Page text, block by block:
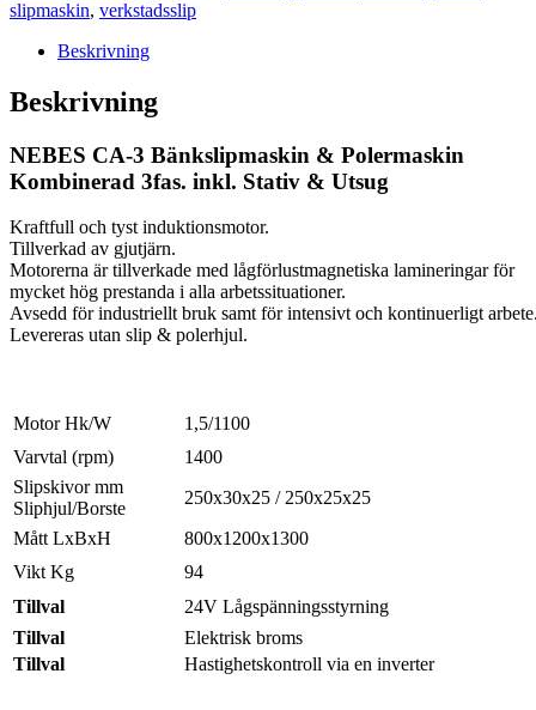
slipmaskin, verkstadsslip
Beskrivning
Beskrivning
NEBES CA-3 Bänkslipmaskin & Polermaskin
Kombinerad 3fas. inkl. Stativ & Utsug
Kraftfull och tyst induktionsmotor.
Tillverkad av gjutjärn.
Motorerna är tillverkade med lågförlustmagnetiska lamineringar för
mycket hög prestanda i alla arbetssituationer.
Avsedd för industriellt bruk samt för intensivt och kontinuerligt
Levereras utan slip & polerhjul.
Motor Hk/W
1,5/1100
Varvtal (rpm)
1400
Slipskivor mm
Sliphjul/Borste
250x30x25 / 250x25x25
Mått LxBxH
800x1200x1300
Vikt Kg
94
Tillval
24V Lågspänningsstyrning
Tillval
Elektrisk broms
Tillval
Hastighetskontroll via en inverter